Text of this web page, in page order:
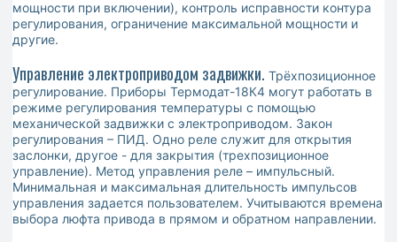
мощности при включении), контроль исправности контура
регулирования, ограничение максимальной мощности и
другие.
Управление электроприводом задвижки. Трёхпозиционное
регулирование. Приборы Термодат-18К4 могут работать в
режиме регулирования температуры с помощью
механической задвижки с электроприводом. Закон
регулирования – ПИД. Одно реле служит для открытия
заслонки, другое - для закрытия (трехпозиционное
управление). Метод управления реле – импульсный.
Минимальная и максимальная длительность импульсов
управления задается пользователем. Учитываются времена
выбора люфта привода в прямом и обратном направлении.